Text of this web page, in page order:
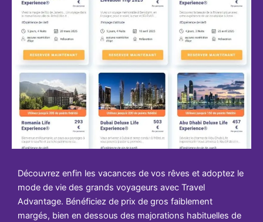
Découvrez enfin les vacances de vos rêves et adoptez le
mode de vie des grands voyageurs avec Travel
Advantage. Bénéficiez de prix de gros faiblement
margés, bien en dessous des majorations habituelles de